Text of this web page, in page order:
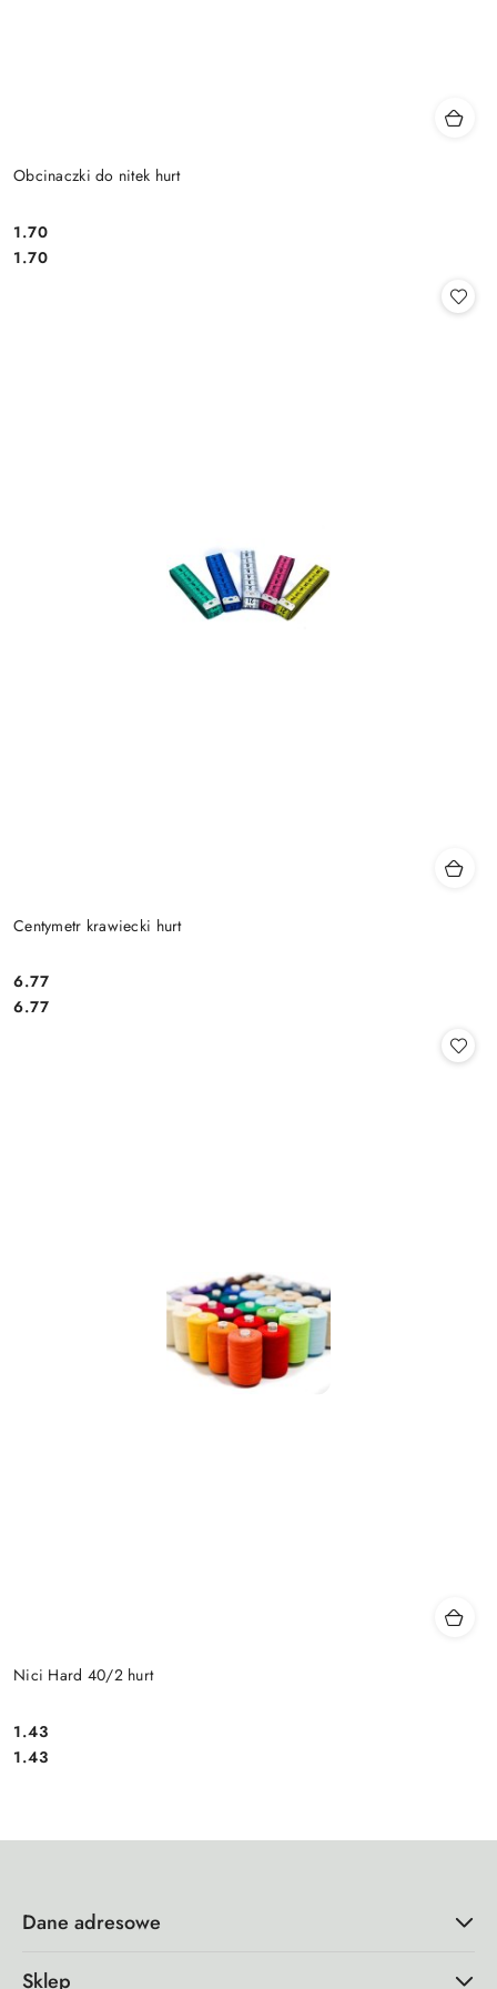
Obcinaczki do nitek hurt
Cena:
1.70
Cena:
1.70
Centymetr krawiecki hurt
Cena:
6.77
Cena:
6.77
Nici Hard 40/2 hurt
Cena:
1.43
Cena:
1.43
Dane adresowe
Sklep